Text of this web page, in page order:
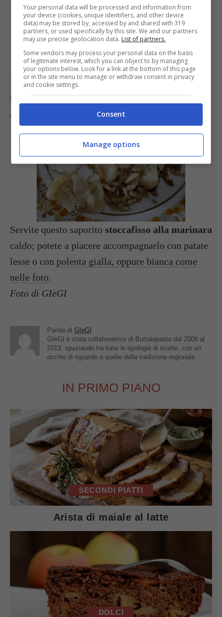
Fatelo rosolare e poi completate la cottura
bagnando con poca acqua di cottura dello
stoccafisso
. A metà cottura aggiustate di sale.
Servite questo saporito stoccafisso alla marinara
caldo; potete a piacere accompagnarlo con patate
lesse o con polenta gialla, oppure bianca come
nelle foto.
Foto di GIeGI
Parole di GIeGI
GIeGI è stata collaboratrice di Buttalapasta dal 2008 al
2013, spaziando tra tutte le tipologie di ricette, con un
occhio di riguardo a quelle della tradizione regionale.
IN PRIMO PIANO
SECONDI PIATTI
Arista di maiale al latte
DOLCI
Your personal data will be processed and information from
your device (cookies, unique identifiers, and other device
data) may be stored by, accessed by and shared with 319
partners, or used specifically by this site. We and our partners
may use precise geolocation data. List of partners.
Some vendors may process your personal data on the basis
of legitimate interest, which you can object to by managing
your options below. Look for a link at the bottom of this page
or in the site menu to manage or withdraw consent in privacy
and cookie settings.
Consent
Manage options